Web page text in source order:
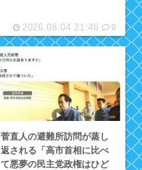
2026.08.04 21:46 0
菅直人の避難所訪問が蒸し
返される「高市首相に比べ
て悪夢の民主党政権はひど